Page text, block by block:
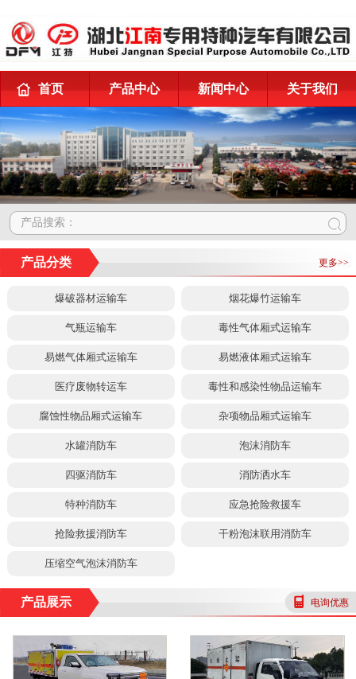
首页 产品中心 新闻中心 关于我们
产品搜索：
产品分类 更多>>
爆破器材运输车 烟花爆竹运输车
气瓶运输车 毒性气体厢式运输车
易燃气体厢式运输车 易燃液体厢式运输车
医疗废物转运车 毒性和感染性物品运输车
腐蚀性物品厢式运输车 杂项物品厢式运输车
水罐消防车 泡沫消防车
四驱消防车 消防洒水车
特种消防车 应急抢险救援车
抢险救援消防车 干粉泡沫联用消防车
压缩空气泡沫消防车
产品展示 电询优惠